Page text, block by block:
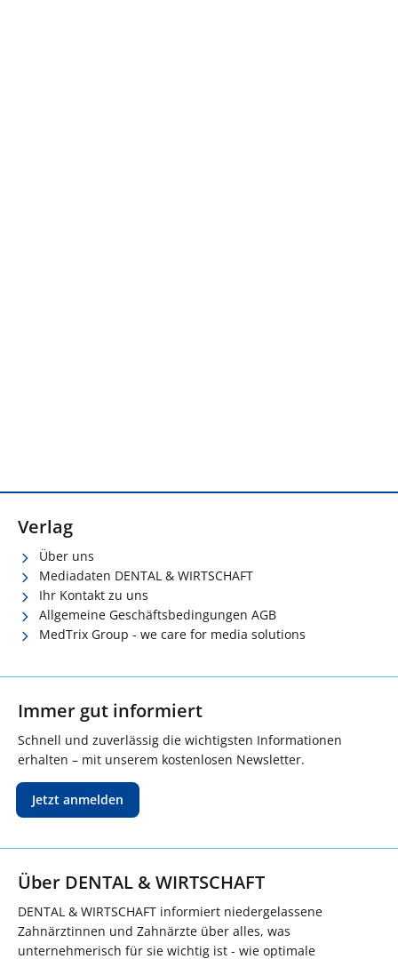
Verlag
Über uns
Mediadaten DENTAL & WIRTSCHAFT
Ihr Kontakt zu uns
Allgemeine Geschäftsbedingungen AGB
MedTrix Group - we care for media solutions
Immer gut informiert
Schnell und zuverlässig die wichtigsten Informationen
erhalten – mit unserem kostenlosen Newsletter.
Jetzt anmelden
Über DENTAL & WIRTSCHAFT
DENTAL & WIRTSCHAFT informiert niedergelassene
Zahnärztinnen und Zahnärzte über alles, was
unternehmerisch für sie wichtig ist - wie optimale